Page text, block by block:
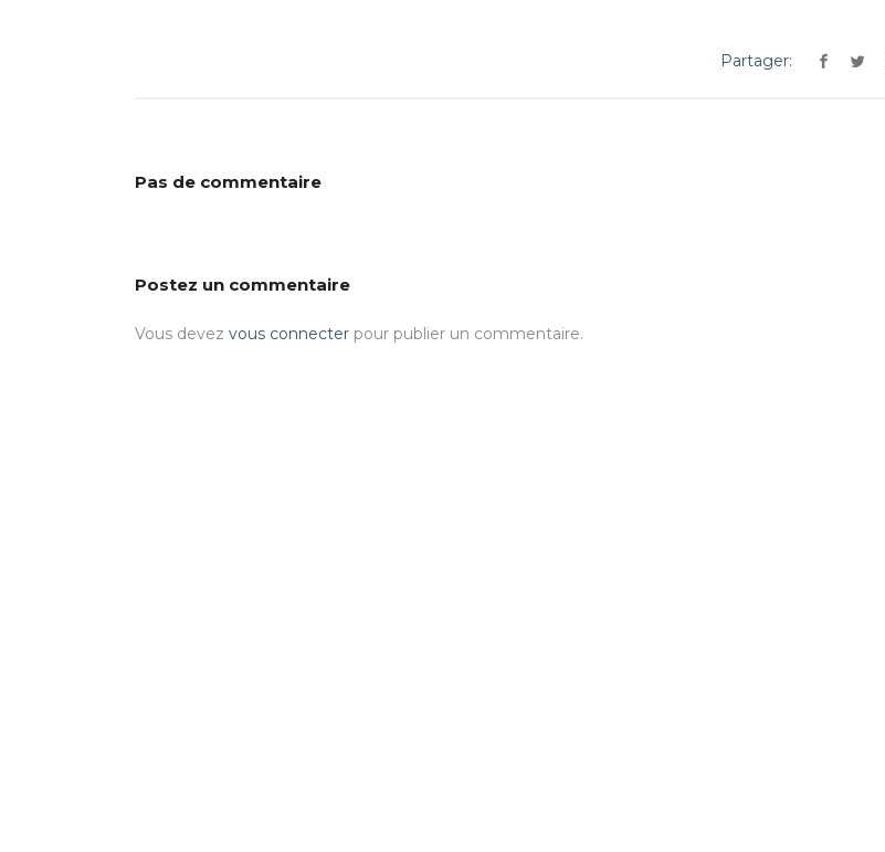
Partager:
Pas de commentaire
Postez un commentaire
Vous devez vous connecter pour publier un commentaire.